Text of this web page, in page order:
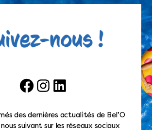
FacebookInstagramLinkedIn
des dernières actualités de Bel’O
suivant sur les réseaux sociaux